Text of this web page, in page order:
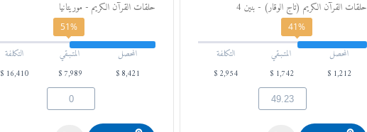
حلقات القرآن الكريم (تاج الوقار) - بنين 4
41%
المحصل
1,212
$
المتـبـقي
1,742
$
التكلفة
2,954
$
حلقات القرآن الكريم - موريتانيا
51%
المحصل
8,421
$
المتـبـقي
7,989
$
التكلفة
16,410
$